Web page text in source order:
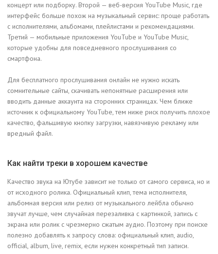
концерт или подборку. Второй — веб-версия YouTube Music, где
интерфейс больше похож на музыкальный сервис: проще работать
с исполнителями, альбомами, плейлистами и рекомендациями.
Третий — мобильные приложения YouTube и YouTube Music,
которые удобны для повседневного прослушивания со
смартфона.
Для бесплатного прослушивания онлайн не нужно искать
сомнительные сайты, скачивать непонятные расширения или
вводить данные аккаунта на сторонних страницах. Чем ближе
источник к официальному YouTube, тем ниже риск получить плохое
качество, фальшивую кнопку загрузки, навязчивую рекламу или
вредный файл.
Как найти треки в хорошем качестве
Качество звука на Ютубе зависит не только от самого сервиса, но и
от исходного ролика. Официальный клип, тема исполнителя,
альбомная версия или релиз от музыкального лейбла обычно
звучат лучше, чем случайная перезаливка с картинкой, запись с
экрана или ролик с чрезмерно сжатым аудио. Поэтому при поиске
полезно добавлять к запросу слова: официальный клип, audio,
official, album, live, remix, если нужен конкретный тип записи.